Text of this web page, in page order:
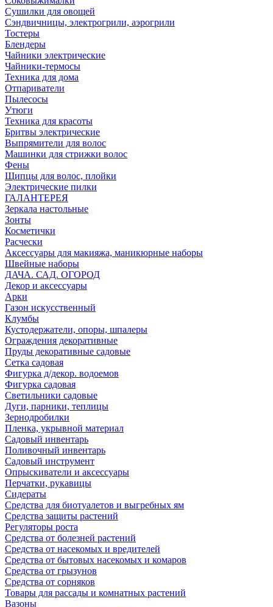
Сушилки для овощей
Сэндвичницы, электрогрили, аэрогрили
Тостеры
Блендеры
Чайники электрические
Чайники-термосы
Техника для дома
Отпариватели
Пылесосы
Утюги
Техника для красоты
Бритвы электрические
Выпрямители для волос
Машинки для стрижки волос
Фены
Щипцы для волос, плойки
Электрические пилки
ГАЛАНТЕРЕЯ
Зеркала настольные
Зонты
Косметички
Расчески
Аксессуары для макияжа, маникюрные наборы
Швейные наборы
ДАЧА. САД. ОГОРОД
Декор и аксессуары
Арки
Газон искусственный
Клумбы
Кустодержатели, опоры, шпалеры
Ограждения декоративные
Пруды декоративные садовые
Сетка садовая
Фигурка д/декор. водоемов
Фигурка садовая
Светильники садовые
Дуги, парники, теплицы
Зернодробилки
Пленка, укрывной материал
Садовый инвентарь
Поливочный инвентарь
Садовый инструмент
Опрыскиватели и аксессуары
Перчатки, рукавицы
Сидераты
Средства для биотуалетов и выгребных ям
Средства защиты растений
Регуляторы роста
Средства от болезней растений
Средства от насекомых и вредителей
Средства от бытовых насекомых и комаров
Средства от грызунов
Средства от сорняков
Товары для рассады и комнатных растений
Вазоны